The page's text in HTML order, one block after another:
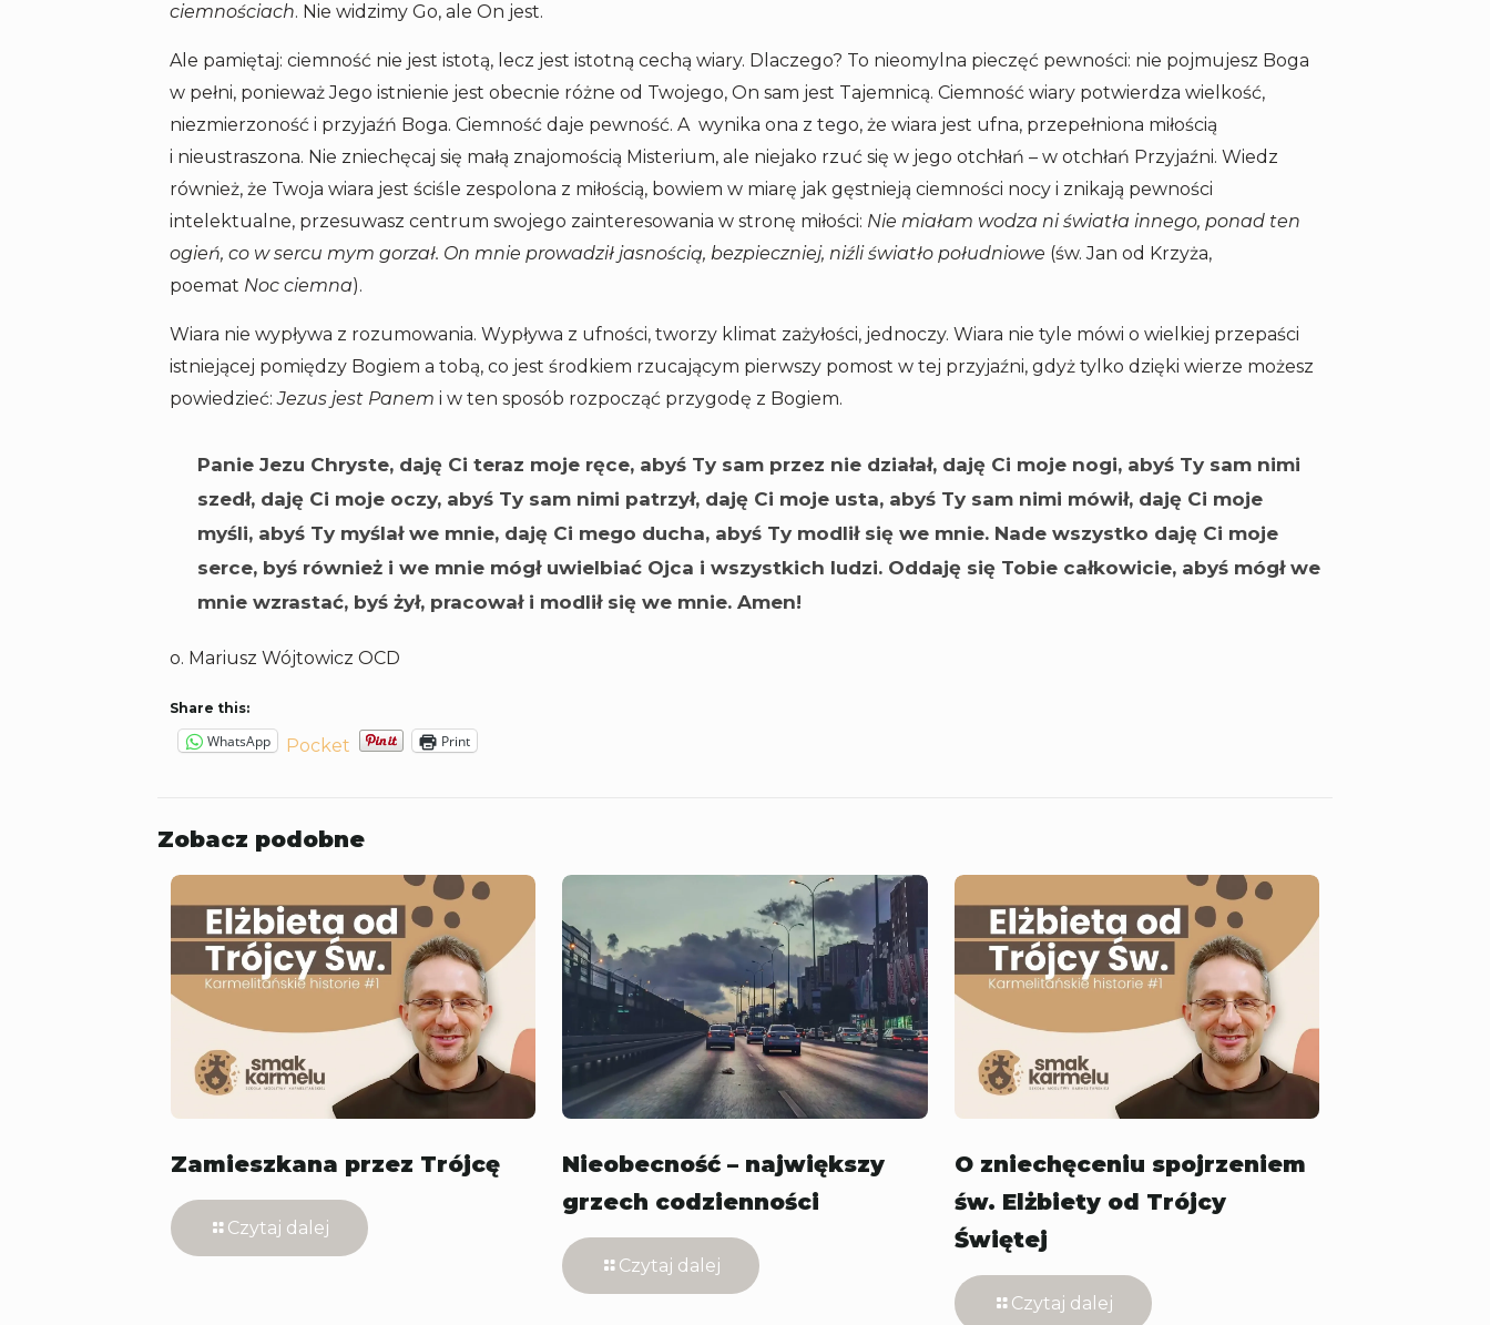
ciemnościach. Nie widzimy Go, ale On jest.
Ale pamiętaj: ciemność nie jest istotą, lecz jest istotną cechą wiary. Dlaczego? To nieomylna pieczęć pewności: nie pojmujesz Boga
w pełni, ponieważ Jego istnienie jest obecnie różne od Twojego, On sam jest Tajemnicą. Ciemność wiary potwierdza wielkość,
niezmierzoność i przyjaźń Boga. Ciemność daje pewność. A wynika ona z tego, że wiara jest ufna, przepełniona miłością
i nieustraszona. Nie zniechęcaj się małą znajomością Misterium, ale niejako rzuć się w jego otchłań – w otchłań Przyjaźni. Wiedz
również, że Twoja wiara jest ściśle zespolona z miłością, bowiem w miarę jak gęstnieją ciemności nocy i znikają pewności
intelektualne, przesuwasz centrum swojego zainteresowania w stronę miłości: Nie miałam wodza ni światła innego, ponad ten
ogień, co w sercu mym gorzał. On mnie prowadził jasnością, bezpieczniej, niźli światło południowe (św. Jan od Krzyża,
poemat Noc ciemna).
Wiara nie wypływa z rozumowania. Wypływa z ufności, tworzy klimat zażyłości, jednoczy. Wiara nie tyle mówi o wielkiej przepaści
istniejącej pomiędzy Bogiem a tobą, co jest środkiem rzucającym pierwszy pomost w tej przyjaźni, gdyż tylko dzięki wierze możesz
powiedzieć:Jezus jest Panem i w ten sposób rozpocząć przygodę z Bogiem.
Panie Jezu Chryste, daję Ci teraz moje ręce, abyś Ty sam przez nie działał, daję Ci moje nogi, abyś Ty sam nimi
szedł, daję Ci moje oczy, abyś Ty sam nimi patrzył, daję Ci moje usta, abyś Ty sam nimi mówił, daję Ci moje
myśli, abyś Ty myślał we mnie, daję Ci mego ducha, abyś Ty modlił się we mnie. Nade wszystko daję Ci moje
serce, byś również i we mnie mógł uwielbiać Ojca i wszystkich ludzi. Oddaję się Tobie całkowicie, abyś mógł we
mnie wzrastać, byś żył, pracował i modlił się we mnie. Amen!
o. Mariusz Wójtowicz OCD
Share this:
WhatsApp Pocket Print
Zobacz podobne
Zamieszkana przez Trójcę
Czytaj dalej
Nieobecność – największy
grzech codzienności
Czytaj dalej
O zniechęceniu spojrzeniem
św. Elżbiety od Trójcy
Świętej
Czytaj dalej